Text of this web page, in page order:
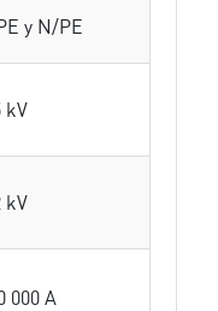
y N/PE
kV
kV
000 A